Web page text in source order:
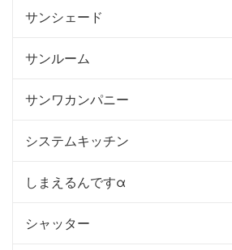
サンシェード
サンルーム
サンワカンパニー
システムキッチン
しまえるんですα
シャッター